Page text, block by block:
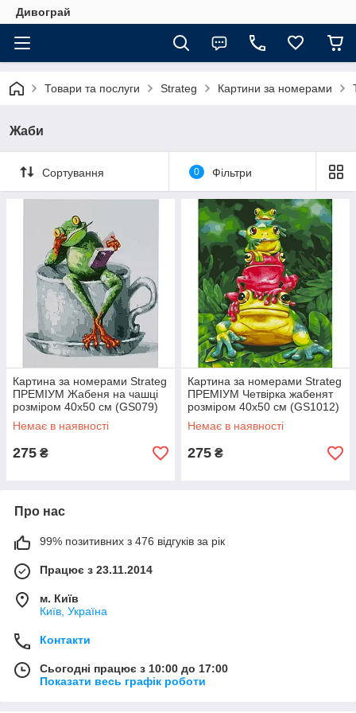
Дивограй
Товари та послуги Strateg Картини за номерами
Жаби
Сортування 0 Фільтри
Картина за номерами Strateg
ПРЕМІУМ Жабеня на чашці
розміром 40х50 см (GS079)
Немає в наявності
275 ₴
Картина за номерами Strateg
ПРЕМІУМ Четвірка жабенят
розміром 40х50 см (GS1012)
Немає в наявності
275 ₴
Про нас
99% позитивних з 476 відгуків за рік
Працює з 23.11.2014
м. Київ
Київ, Україна
Контакти
Сьогодні працює з 10:00 до 17:00
Показати весь графік роботи